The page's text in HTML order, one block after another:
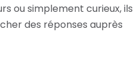
ou simplement curieux, ils
des réponses auprès